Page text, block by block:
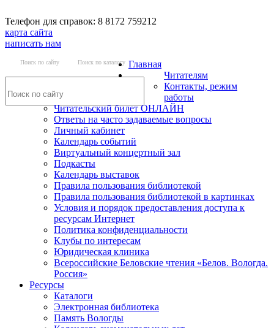
Телефон для справок: 8 8172 759212
карта сайта
написать нам
Поиск по сайту Поиск по каталогу Главная
Читателям
Контакты, режим
работы
Читательский билет ОНЛАЙН
Ответы на часто задаваемые вопросы
Личный кабинет
Календарь событий
Виртуальный концертный зал
Подкасты
Календарь выставок
Правила пользования библиотекой
Правила пользования библиотекой в картинках
Условия и порядок предоставления доступа к
ресурсам Интернет
Политика конфиденциальности
Клубы по интересам
Юридическая клиника
Всероссийские Беловские чтения «Белов. Вологда.
Россия»
Ресурсы
Каталоги
Электронная библиотека
Память Вологды